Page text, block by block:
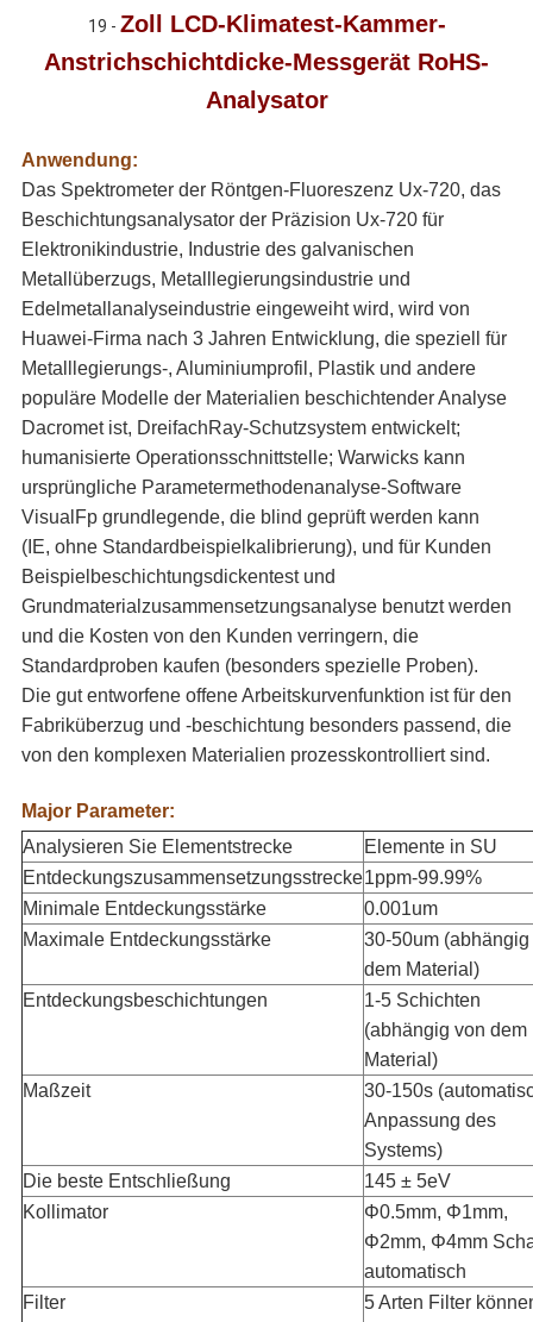
19 - Zoll LCD-Klimatest-Kammer-
Anstrichschichtdicke-Messgerät RoHS-
Analysator
Anwendung:
Das Spektrometer der Röntgen-Fluoreszenz Ux-720, das
Beschichtungsanalysator der Präzision Ux-720 für
Elektronikindustrie, Industrie des galvanischen
Metallüberzugs, Metalllegierungsindustrie und
Edelmetallanalyseindustrie eingeweiht wird, wird von
Huawei-Firma nach 3 Jahren Entwicklung, die speziell für
Metalllegierungs-, Aluminiumprofil, Plastik und andere
populäre Modelle der Materialien beschichtender Analyse
Dacromet ist, DreifachRay-Schutzsystem entwickelt;
humanisierte Operationsschnittstelle; Warwicks kann
ursprüngliche Parametermethodenanalyse-Software
VisualFp grundlegende, die blind geprüft werden kann
(IE, ohne Standardbeispielkalibrierung), und für Kunden
Beispielbeschichtungsdickentest und
Grundmaterialzusammensetzungsanalyse benutzt werden
und die Kosten von den Kunden verringern, die
Standardproben kaufen (besonders spezielle Proben).
Die gut entworfene offene Arbeitskurvenfunktion ist für den
Fabriküberzug und -beschichtung besonders passend, die
von den komplexen Materialien prozesskontrolliert sind.
Major Parameter:
Analysieren Sie Elementstrecke
Elemente in SU
Entdeckungszusammensetzungsstrecke1ppm-99.99%
Minimale Entdeckungsstärke
0.001um
Maximale Entdeckungsstärke
30-50um (abhängig
dem Material)
Entdeckungsbeschichtungen
1-5 Schichten
(abhängig von dem
Material)
Maßzeit
30-150s
Anpassung des
Systems)
Die beste Entschließung
145 ± 5eV
Kollimator
Φ0.5mm, Φ1mm,
Φ2mm, Φ4mm
automatisch
Filter
5 Arten Filter